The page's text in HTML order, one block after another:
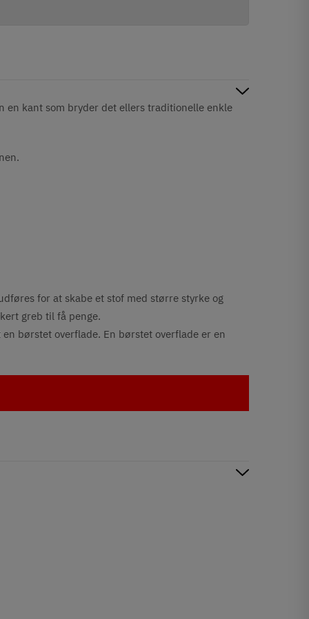
en kant som bryder det ellers traditionelle enkle
for at skabe et stof med større styrke og
greb til få penge.
børstet overflade. En børstet overflade er en